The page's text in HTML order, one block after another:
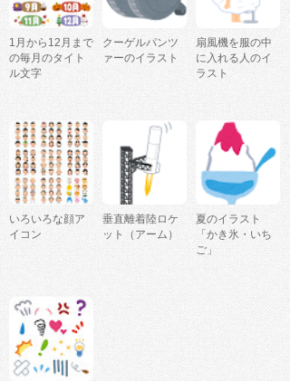
1月から12月まで
の毎月のタイト
ル文字
クーゲルパンツ
ァーのイラスト
扇風機を服の中
に入れる人のイ
ラスト
いろいろな顔ア
イコン
垂直離着陸ロケ
ット（アーム）
夏のイラスト
「かき氷・いち
ご」